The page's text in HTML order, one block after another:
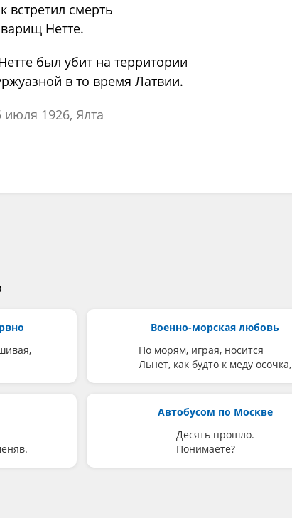
встретил смерть
Нетте.
был убит на территории
в то время Латвии.
июля 1926, Ялта
Военно-морская любовь
По морям, играя, носится
Льнет, как будто к меду осочка,
Автобусом по Москве
Десять прошло.
Понимаете?